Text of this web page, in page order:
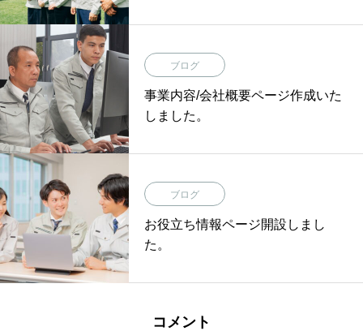
ブログ
事業内容/会社概要ページ作成いた
しました。
ブログ
お役立ち情報ページ開設しまし
た。
コメント